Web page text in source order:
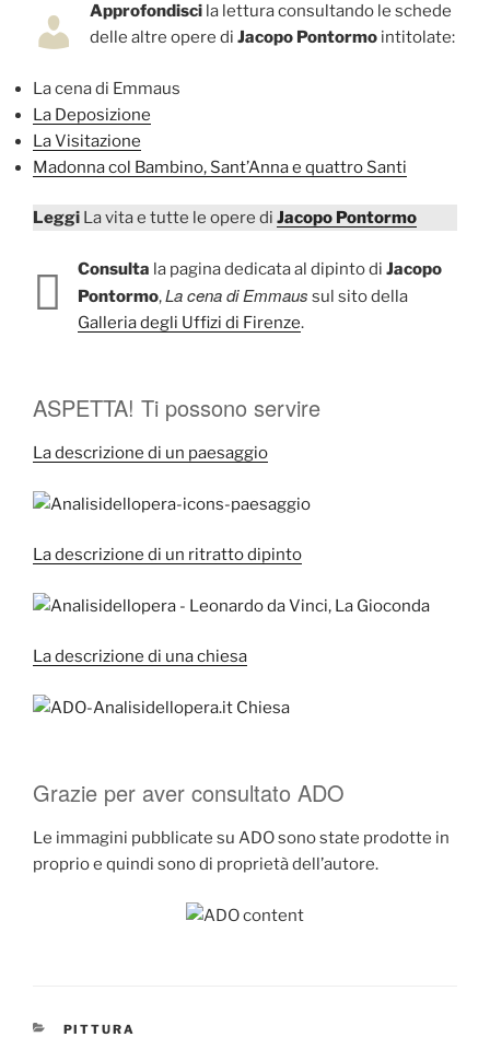
Approfondisci la lettura consultando le schede
delle altre opere di Jacopo Pontormo intitolate:
La cena di Emmaus
La Deposizione
La Visitazione
Madonna col Bambino, Sant’Anna e quattro Santi
Leggi La vita e tutte le opere di Jacopo Pontormo
Consulta la pagina dedicata al dipinto di Jacopo
Pontormo,La cena di Emmaus sul sito della
Galleria degli Uffizi di Firenze.
ASPETTA! Ti possono servire
La descrizione di un paesaggio
La descrizione di un ritratto dipinto
La descrizione di una chiesa
Grazie per aver consultato ADO
Le immagini pubblicate su ADO sono state prodotte in
proprio e quindi sono di proprietà dell’autore.
CATEGORIE
PITTURA